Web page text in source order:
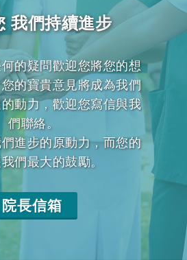
我們持續進步
的疑問歡迎您將您的想
的寶貴意見將成為我們
動力，歡迎您寫信與我
們聯絡。
進步的原動力，而您的
們最大的鼓勵。
院長信箱